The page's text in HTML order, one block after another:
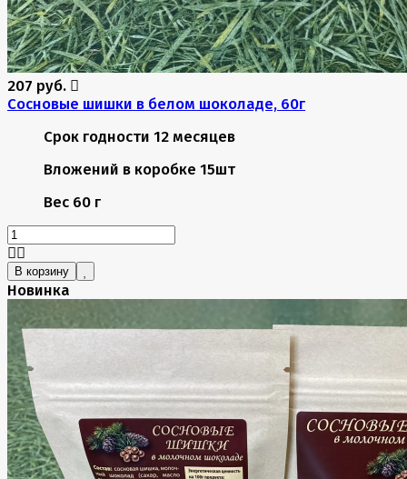
207 руб.
Сосновые шишки в белом шоколаде, 60г
Срок годности 12 месяцев
Вложений в коробке 15шт
Вес 60 г
В корзину
Новинка